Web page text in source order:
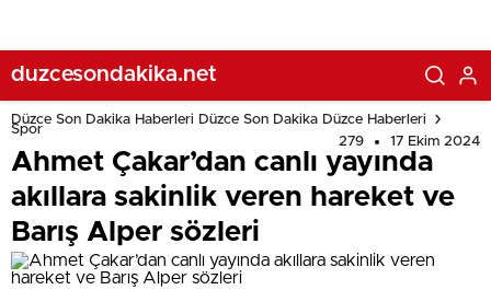
duzcesondakika.net
Düzce Son Dakika Haberleri Düzce Son Dakika Düzce Haberleri
Spor
279
17 Ekim 2024
Ahmet Çakar’dan canlı yayında
akıllara sakinlik veren hareket ve
Barış Alper sözleri